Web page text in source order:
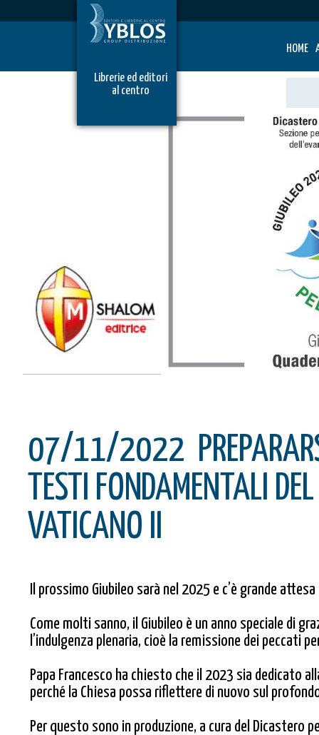
HOME
Librerie ed editori
al centro
07/11/2022
TESTI FONDAMENTALI
VATICANO II
Il prossimo Giubileo sarà nel 2025 e c’è grande
Come molti sanno, il Giubileo è un anno speciale di
l’indulgenza plenaria, cioè la remissione dei peccati
Papa Francesco ha chiesto che il 2023 sia dedicato
perché la Chiesa possa riflettere di nuovo sul
Per questo sono in produzione, a cura del Dicastero